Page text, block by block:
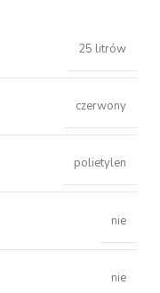
25 litrów
czerwony
polietylen
nie
nie